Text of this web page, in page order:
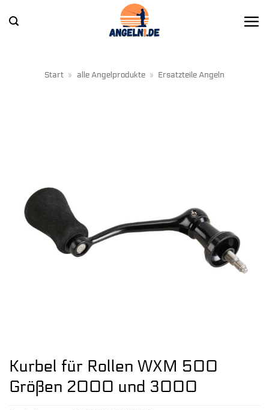
Inhalt
Start » alle Angelprodukte » Ersatzteile Angeln
Kurbel für Rollen WXM 500
Größen 2000 und 3000